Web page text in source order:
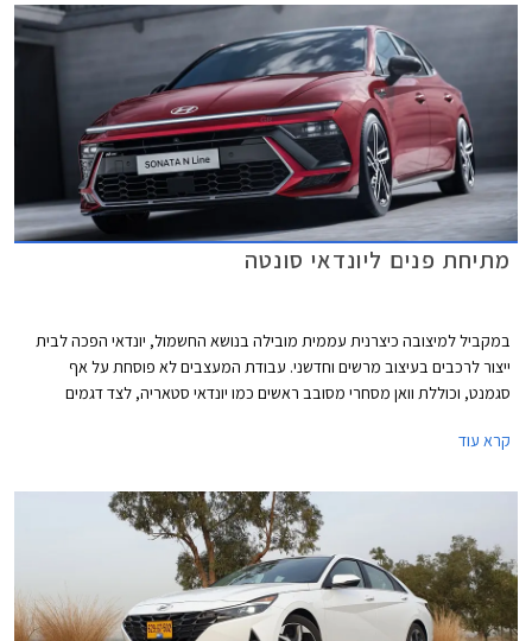
מתיחת פנים ליונדאי סונטה
במקביל למיצובה כיצרנית עממית מובילה בנושא החשמול, יונדאי הפכה לבית
ייצור לרכבים בעיצוב מרשים וחדשני. עבודת המעצבים לא פוסחת על אף
סגמנט, וכוללת וואן מסחרי מסובב ראשים כמו יונדאי סטאריה, לצד דגמים
דמוי קופה שהתבטא גם בזנב קצרצר ומעוצב.
קרא עוד